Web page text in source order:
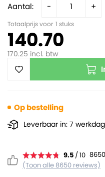
Aantal: - +
Totaalprijs voor 1 stuks
140.70
170.25 incl. btw
9.5 / 10
(Toon alle 8650 reviews)
Op bestelling
Leverbaar in: 7